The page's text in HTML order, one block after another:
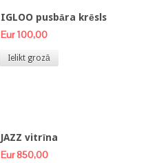
IGLOO pusbāra krēsls
Eur 100,00
Ielikt grozā
JAZZ vitrīna
Eur 850,00